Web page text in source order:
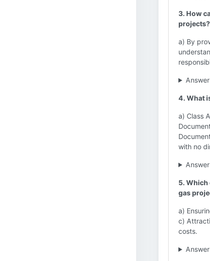
3. How
projects?
a) By
Answer
4. What
a) Class
with no
Answer
5. Which
gas
a)
c)
costs.
Answer